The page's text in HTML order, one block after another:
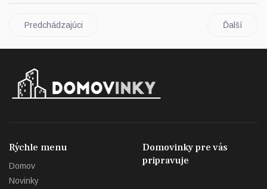
Predchádzajúci Ďalší
Rýchle menu
Domov
Novinky
Domovinky pre vás
pripravuje